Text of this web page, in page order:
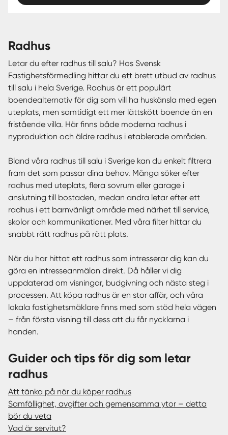
radhus
Letar du efter radhus till salu? Hos Svensk
Fastighetsförmedling hittar du ett brett utbud av radhus
till salu i hela Sverige. Radhus är ett populärt
boendealternativ för dig som vill ha huskänsla med egen
uteplats, men samtidigt ett mer lättskött boende än en
fristående villa. Här finns både moderna radhus i
nyproduktion och äldre radhus i etablerade områden.
Bland våra radhus till salu i Sverige kan du enkelt filtrera
fram det som passar dina behov. Många söker efter
radhus med uteplats, flera sovrum eller garage i
anslutning till bostaden, medan andra letar efter ett
radhus i ett barnvänligt område med närhet till service,
skolor och kommunikationer. Med våra filter hittar du
snabbt rätt radhus på rätt plats.
När du har hittat ett radhus som intresserar dig kan du
göra en intresseanmälan direkt. Då håller vi dig
uppdaterad om visningar, budgivning och nästa steg i
processen. Att köpa radhus är en stor affär, och våra
lokala fastighetsmäklare finns med som stöd hela vägen
– från första visning till dess att du får nycklarna i
handen.
Guider och tips för dig som letar
radhus
Att tänka på när du köper radhus
Samfällighet, avgifter och gemensamma ytor – detta
bör du veta
Vad är servitut?